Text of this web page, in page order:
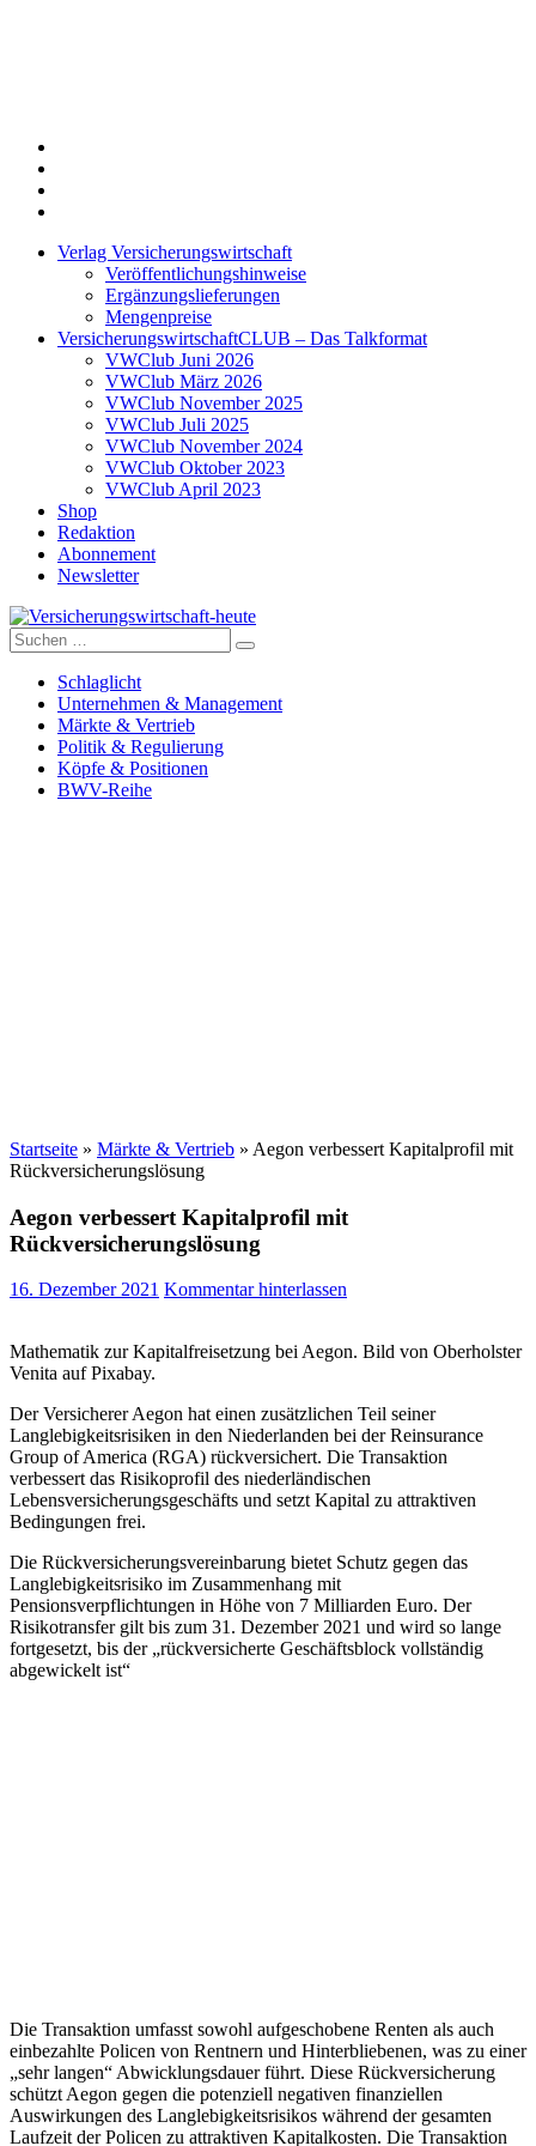
Verlag Versicherungswirtschaft
Veröffentlichungshinweise
Ergänzungslieferungen
Mengenpreise
VersicherungswirtschaftCLUB – Das Talkformat
VWClub Juni 2026
VWClub März 2026
VWClub November 2025
VWClub Juli 2025
VWClub November 2024
VWClub Oktober 2023
VWClub April 2023
Shop
Redaktion
Abonnement
Newsletter
Versicherungswirtschaft-heute
Suche
nach:
Schlaglicht
Unternehmen & Management
Märkte & Vertrieb
Politik & Regulierung
Köpfe & Positionen
BWV-Reihe
Startseite » Märkte & Vertrieb » Aegon verbessert Kapitalprofil mit
Rückversicherungslösung
Aegon verbessert Kapitalprofil mit
Rückversicherungslösung
16. Dezember 2021 Kommentar hinterlassen
Mathematik zur Kapitalfreisetzung bei Aegon. Bild von Oberholster
Venita auf Pixabay.
Der Versicherer Aegon hat einen zusätzlichen Teil seiner
Langlebigkeitsrisiken in den Niederlanden bei der Reinsurance
Group of America (RGA) rückversichert. Die Transaktion
verbessert das Risikoprofil des niederländischen
Lebensversicherungsgeschäfts und setzt Kapital zu attraktiven
Bedingungen frei.
Die Rückversicherungsvereinbarung bietet Schutz gegen das
Langlebigkeitsrisiko im Zusammenhang mit
Pensionsverpflichtungen in Höhe von 7 Milliarden Euro. Der
Risikotransfer gilt bis zum 31. Dezember 2021 und wird so lange
fortgesetzt, bis der „rückversicherte Geschäftsblock vollständig
abgewickelt ist“
Die Transaktion umfasst sowohl aufgeschobene Renten als auch
einbezahlte Policen von Rentnern und Hinterbliebenen, was zu einer
„sehr langen“ Abwicklungsdauer führt. Diese Rückversicherung
schützt Aegon gegen die potenziell negativen finanziellen
Auswirkungen des Langlebigkeitsrisikos während der gesamten
Laufzeit der Policen zu attraktiven Kapitalkosten. Die Transaktion